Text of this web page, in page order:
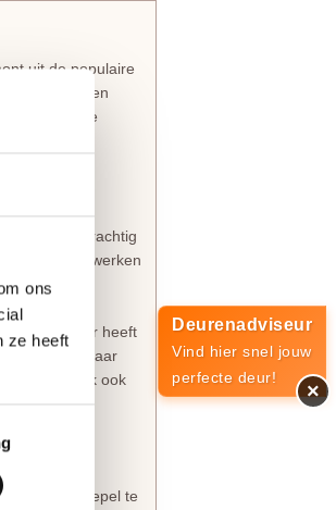
ons
ze heeft
uit de populaire
licht en een
de verfijnde
jij wilt. Deze
Voor een prachtig
bij te werken
binnendeur heeft
stijl, maar
meer? Bekijk ook
installatie soepel te
Deurenadviseur
Vind hier snel jouw
perfecte deur!
×